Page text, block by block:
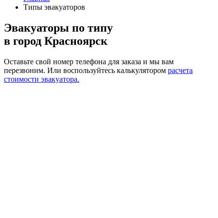
Типы эвакуаторов
Эвакуаторы по типу
в город Красноярск
Оставьте свой номер телефона для заказа и мы вам
перезвоним. Или воспользуйтесь калькулятором расчета
стоимости эвакуатора.